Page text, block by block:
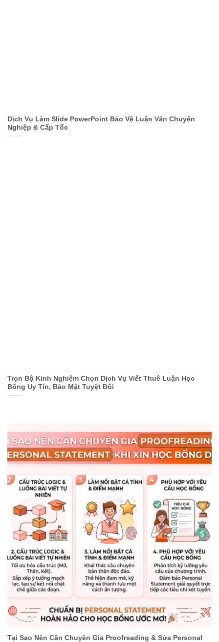
Dịch Vụ Làm Slide PowerPoint Bảo Vệ Luận Văn Chuyên
Nghiệp & Cấp Tốc
Trọn Bộ Kinh Nghiệm Chọn Dịch Vụ Viết Thuê Luận Học
Bổng Uy Tín, Bảo Mật Tuyệt Đối
Tại Sao Nên Cần Chuyên Gia Proofreading & Sửa Personal